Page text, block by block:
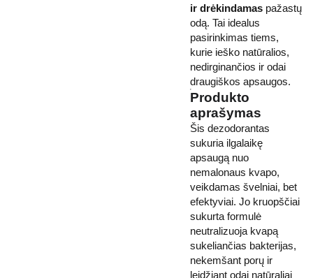
ir drėkindamas pažastų
odą. Tai idealus
pasirinkimas tiems,
kurie ieško natūralios,
nedirginančios ir odai
draugiškos apsaugos.
Produkto
aprašymas
Šis dezodorantas
sukuria ilgalaikę
apsaugą nuo
nemalonaus kvapo,
veikdamas švelniai, bet
efektyviai. Jo kruopščiai
sukurta formulė
neutralizuoja kvapą
sukeliančias bakterijas,
nekemšant porų ir
leidžiant odai natūraliai